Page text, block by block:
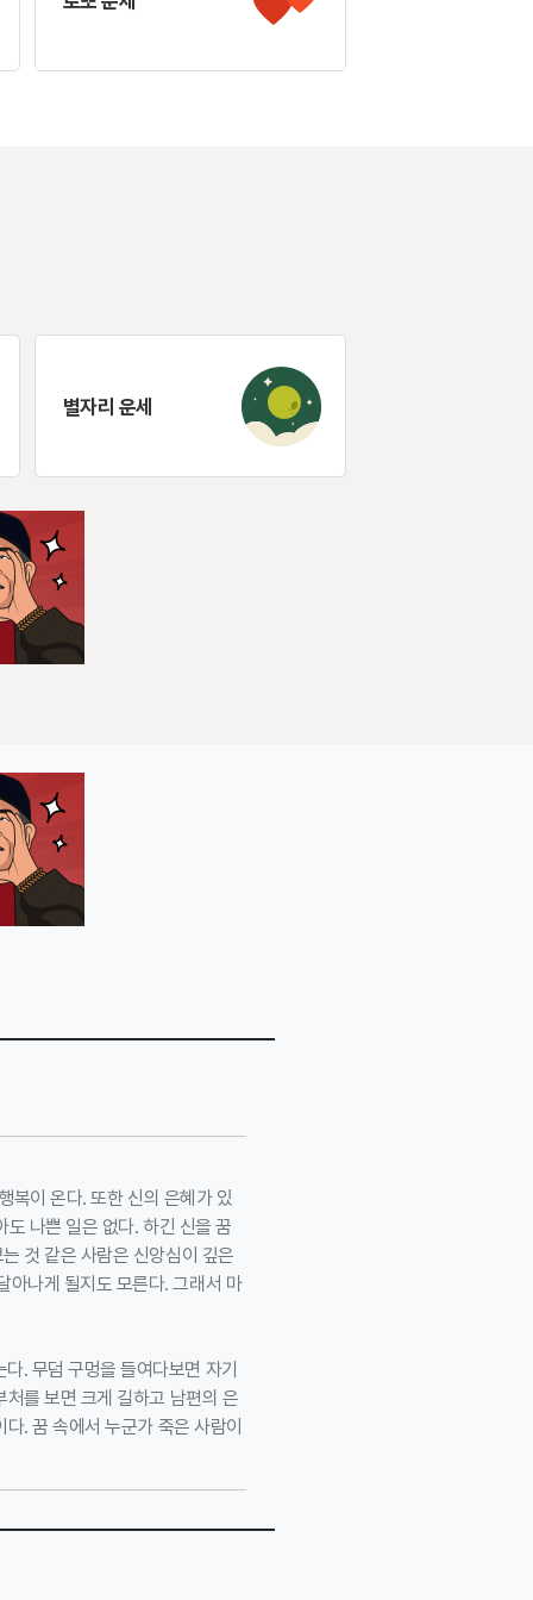
별자리 운세
복이 온다. 또한 신의 은혜가 있
나쁜 일은 없다. 하긴 신을 꿈
것 같은 사람은 신앙심이 깊은
아나게 될지도 모른다. 그래서 마
. 무덤 구멍을 들여다보면 자기
를 보면 크게 길하고 남편의 은
. 꿈 속에서 누군가 죽은 사람이